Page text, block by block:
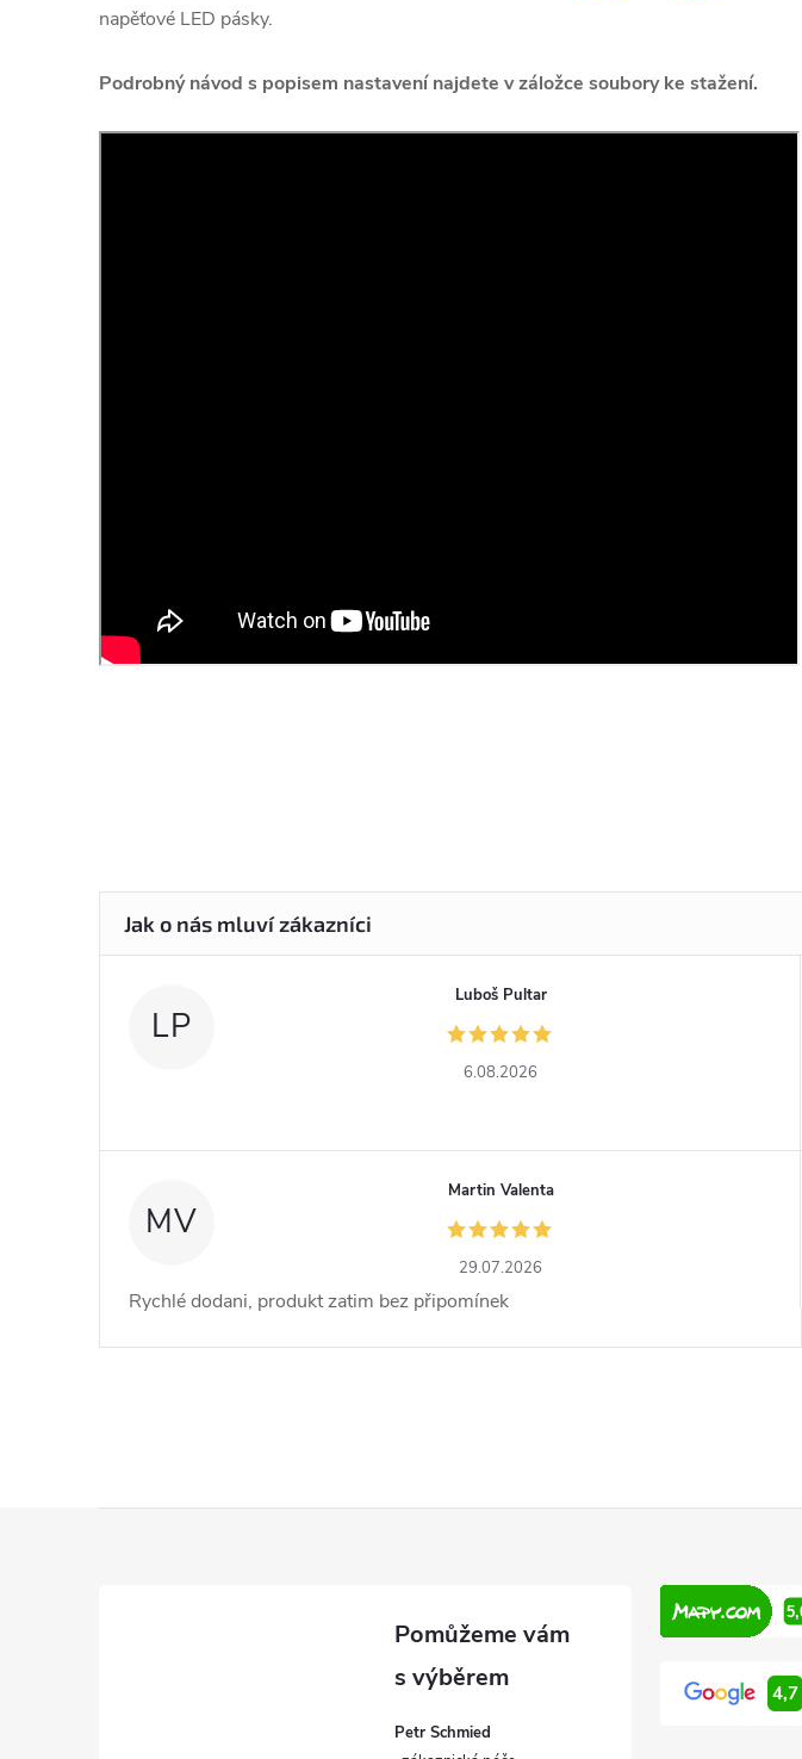
napěťové LED pásky.
Podrobný návod s popisem nastavení najdete v záložce soubory ke stažení.
LP
Luboš Pultar
6.08.2026
MV
Martin Valenta
29.07.2026
Rychlé dodani, produkt zatim bez připomínek
Petr Schmied
4,7